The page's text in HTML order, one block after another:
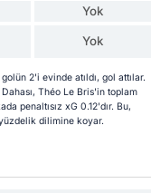
Yok
Yok
2'i evinde atıldı, gol attılar.
Théo Le Bris'in toplam
penaltısız xG 0.12'dır. Bu,
yüzdelik dilimine koyar.